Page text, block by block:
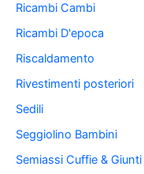
Ricambi Cambi
Ricambi D'epoca
Riscaldamento
Rivestimenti posteriori
Sedili
Seggiolino Bambini
Semiassi Cuffie & Giunti